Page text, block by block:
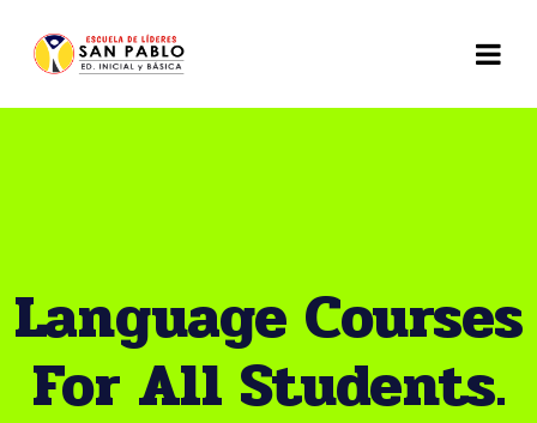
Language Courses
For All Students.